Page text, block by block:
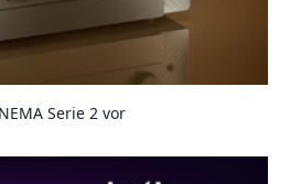
Serie 2 vor